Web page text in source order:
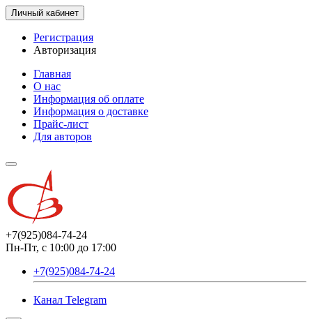
Личный кабинет
Регистрация
Авторизация
Главная
О нас
Информация об оплате
Информация о доставке
Прайс-лист
Для авторов
+7(925)084-74-24
Пн-Пт, с 10:00 до 17:00
+7(925)084-74-24
Канал Telegram